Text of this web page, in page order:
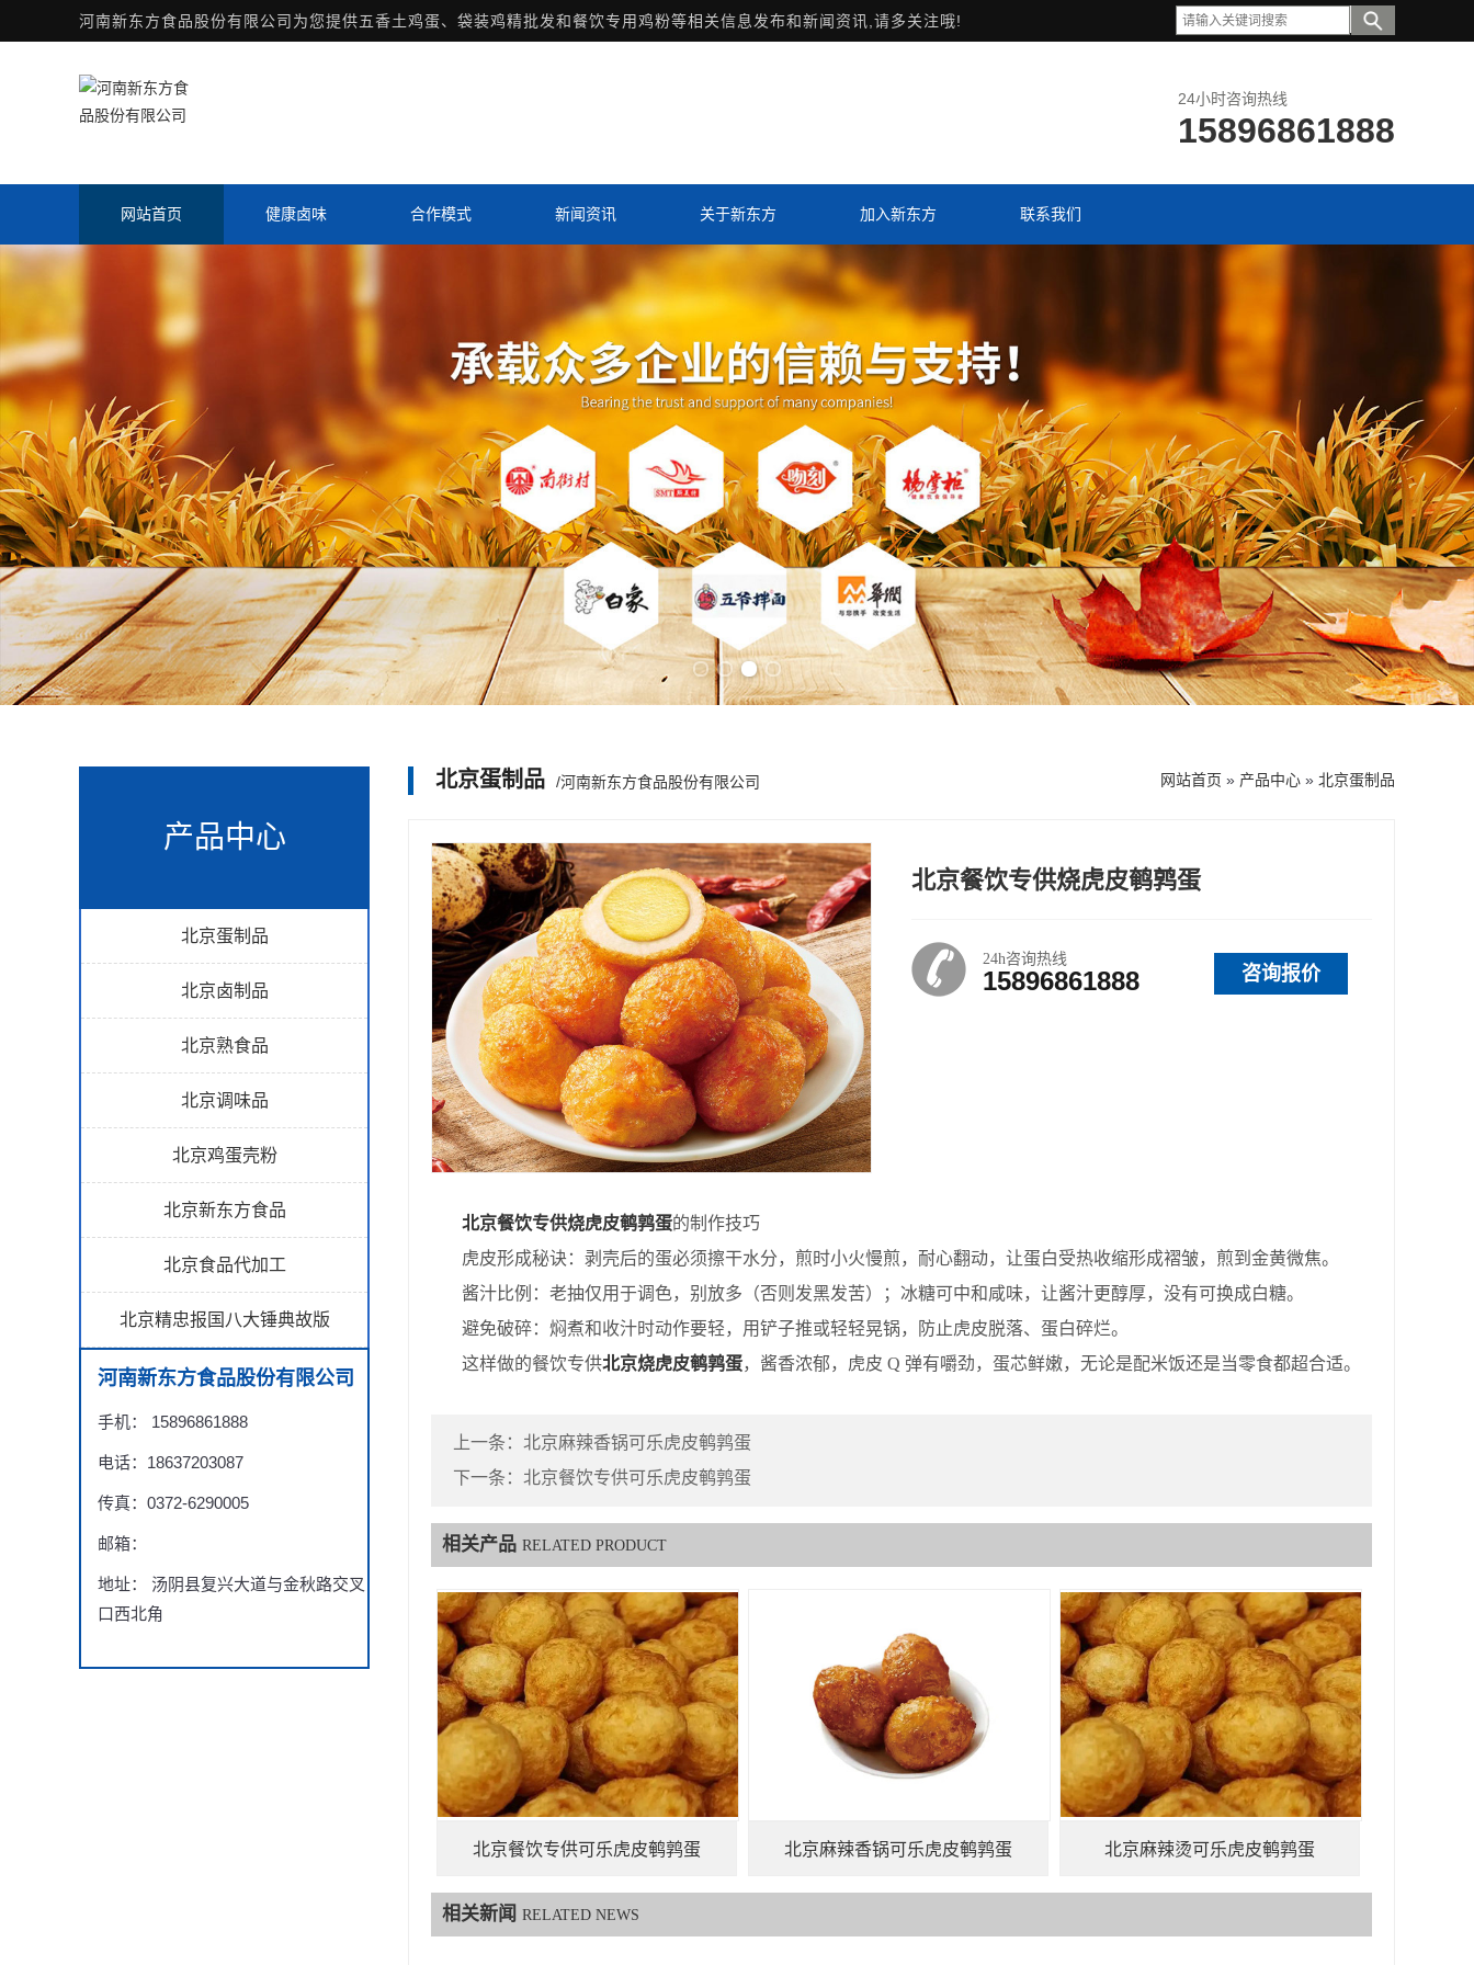
河南新东方食品股份有限公司为您提供五香土鸡蛋、袋装鸡精批发和餐饮专用鸡粉等相关信息发布和新闻资讯,请多关注哦!
24小时咨询热线
15896861888
网站首页 健康卤味 合作模式 新闻资讯 关于新东方 加入新东方 联系我们
产品中心
北京蛋制品
北京卤制品
北京熟食品
北京调味品
北京鸡蛋壳粉
北京新东方食品
北京食品代加工
北京精忠报国八大锤典故版
河南新东方食品股份有限公司
手机： 15896861888
电话：18637203087
传真：0372-6290005
邮箱：
地址： 汤阴县复兴大道与金秋路交叉
口西北角
北京蛋制品 /河南新东方食品股份有限公司 网站首页 » 产品中心 » 北京蛋制品
北京餐饮专供烧虎皮鹌鹑蛋
咨询报价
24h咨询热线
15896861888
北京餐饮专供烧虎皮鹌鹑蛋的制作技巧
虎皮形成秘诀：剥壳后的蛋必须擦干水分，煎时小火慢煎，耐心翻动，让蛋白受热收缩形成褶皱，煎到金黄微焦。
酱汁比例：老抽仅用于调色，别放多（否则发黑发苦）；冰糖可中和咸味，让酱汁更醇厚，没有可换成白糖。
避免破碎：焖煮和收汁时动作要轻，用铲子推或轻轻晃锅，防止虎皮脱落、蛋白碎烂。
这样做的餐饮专供北京烧虎皮鹌鹑蛋，酱香浓郁，虎皮 Q 弹有嚼劲，蛋芯鲜嫩，无论是配米饭还是当零食都超合适。
上一条： 北京麻辣香锅可乐虎皮鹌鹑蛋
下一条： 北京餐饮专供可乐虎皮鹌鹑蛋
相关产品 RELATED PRODUCT
北京餐饮专供可乐虎皮鹌鹑蛋 北京麻辣香锅可乐虎皮鹌鹑蛋 北京麻辣烫可乐虎皮鹌鹑蛋
相关新闻 RELATED NEWS